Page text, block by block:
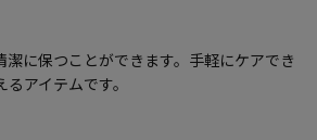
潔に保つことができます。手軽にケアでき
アイテムです。